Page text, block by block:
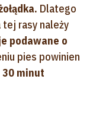
Dlatego
tej rasy należy
podawane o
pies powinien
minut